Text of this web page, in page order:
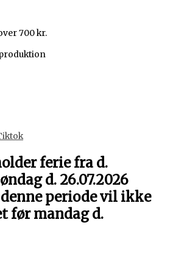
700 kr.
ferie fra d.
d. 26.07.2026
periode vil ikke
før mandag d.